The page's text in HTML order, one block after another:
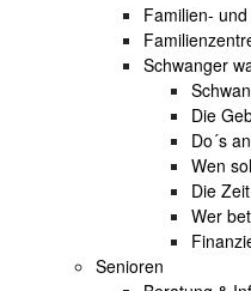
Familien-
Schwanger
Die
Do´s
Wen
Die
Wer
Senioren